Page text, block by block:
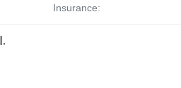
Insurance: